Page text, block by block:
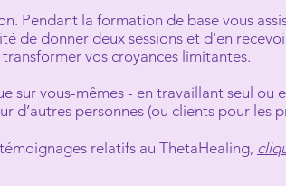
Pendant la formation de base vous
de donner deux sessions et d'en
vos croyances limitantes.
vous-mêmes - en travaillant seul ou
d’autres personnes (ou clients pour les
relatifs au ThetaHealing,